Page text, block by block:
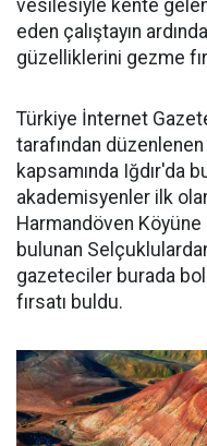
vesilesiyle kente
eden çalıştayın
güzelliklerini gezme
Türkiye İnternet
tarafından düzenlenen
kapsamında Iğdır'da
akademisyenler ilk
Harmandöven
bulunan
gazeteciler burada
fırsatı buldu.